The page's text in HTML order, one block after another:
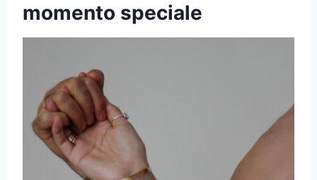
momento speciale